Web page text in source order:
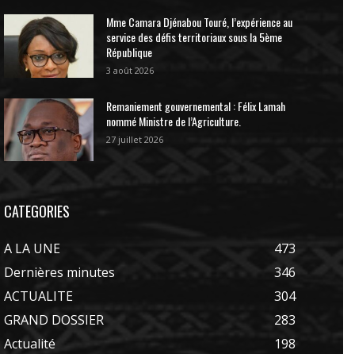
Mme Camara Djénabou Touré, l’expérience au
service des défis territoriaux sous la 5ème
République
3 août 2026
Remaniement gouvernemental : Félix Lamah
nommé Ministre de l’Agriculture.
27 juillet 2026
CATEGORIES
A LA UNE
473
Dernières minutes
346
ACTUALITE
304
GRAND DOSSIER
283
Actualité
198